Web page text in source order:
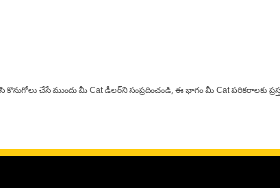
చేసే ముందు మీ Cat డీలర్‌ని సంప్రదించండి, ఈ భాగం మీ Cat పరికరాలకు